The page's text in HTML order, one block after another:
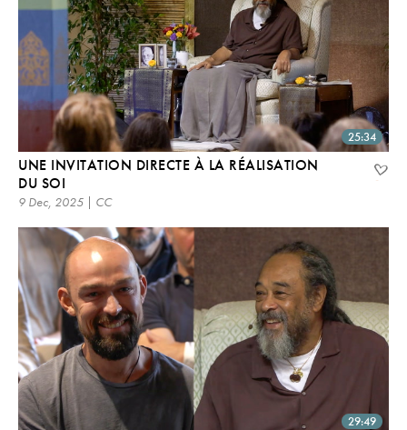
25:34
UNE INVITATION DIRECTE À LA RÉALISATION
DU SOI
9 Dec, 2025 | CC
29:49